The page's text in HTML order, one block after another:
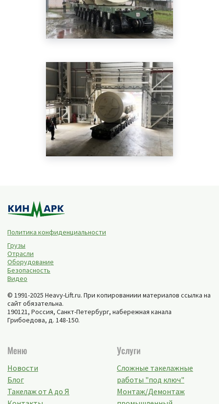
Политика конфиденциальности
Грузы
Отрасли
Оборудование
Безопасность
Видео
© 1991-2025 Heavy-Lift.ru. При копированиии материалов ссылка на
сайт обязательна.
190121, Россия, Санкт-Петербург, набережная канала
Грибоедова, д. 148-150.
Меню
Новости
Блог
Такелаж от А до Я
Услуги
Сложные такелажные
работы "под ключ"
Монтаж/Демонтаж